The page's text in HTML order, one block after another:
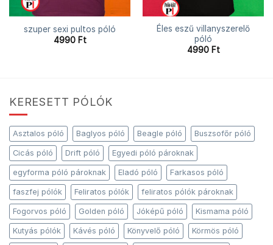
szuper sexi pultos póló
4990 Ft
Éles eszű villanyszerelő
póló
4990 Ft
KERESETT PÓLÓK
Asztalos póló Baglyos póló Beagle póló Buszsofőr póló
Cicás póló Drift póló Egyedi póló pároknak
egyforma póló pároknak Eladó póló Farkasos póló
faszfej pólók Feliratos pólók feliratos pólók pároknak
Fogorvos póló Golden póló Jóképű póló Kismama póló
Kutyás pólók Kávés póló Könyvelő póló Körmös póló